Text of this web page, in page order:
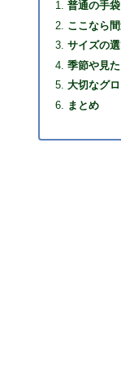
普通の手
ここなら
サイズの選
季節や見
大切なグ
まとめ